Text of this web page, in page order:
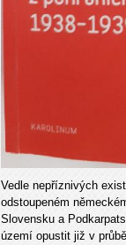
Vedle nepříznivých
odstoupeném
Slovensku a
území opustit již v